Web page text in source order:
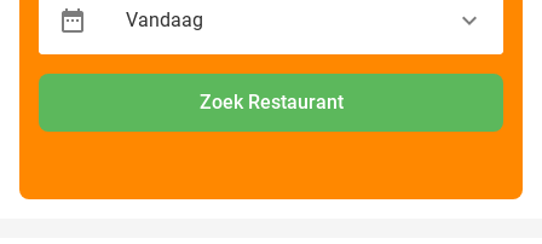
Zoek Restaurant